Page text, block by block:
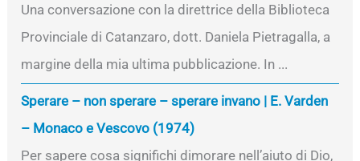
Una conversazione con la direttrice della Biblioteca
Provinciale di Catanzaro, dott. Daniela Pietragalla, a
margine della mia ultima pubblicazione. In ...
Sperare – non sperare – sperare invano | E. Varden
– Monaco e Vescovo (1974)
Per sapere cosa significhi dimorare nell’aiuto di Dio,